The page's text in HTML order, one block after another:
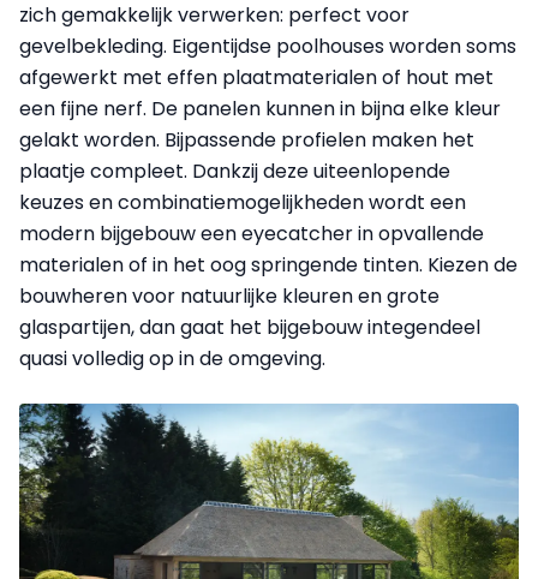
zich gemakkelijk verwerken: perfect voor
gevelbekleding. Eigentijdse poolhouses worden soms
afgewerkt met effen plaatmaterialen of hout met
een fijne nerf. De panelen kunnen in bijna elke kleur
gelakt worden. Bijpassende profielen maken het
plaatje compleet. Dankzij deze uiteenlopende
keuzes en combinatiemogelijkheden wordt een
modern bijgebouw een eyecatcher in opvallende
materialen of in het oog springende tinten. Kiezen de
bouwheren voor natuurlijke kleuren en grote
glaspartijen, dan gaat het bijgebouw integendeel
quasi volledig op in de omgeving.